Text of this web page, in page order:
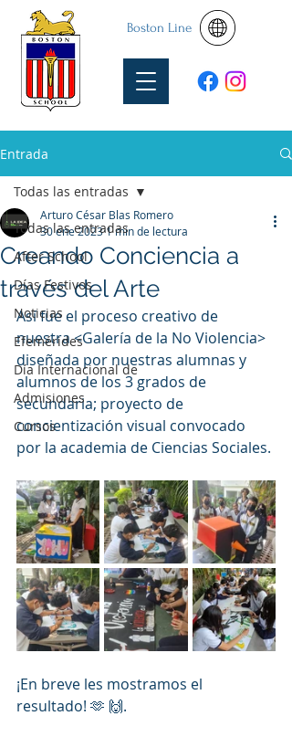
Boston Line
Entrada
Todas las entradas
After School
Días Festivos
Noticias
Efemérides
Día Internacional de
Admisiones
Cursos
Todas las entradas
Creando Conciencia a
través del Arte
Arturo César Blas Romero
30 ene 2023 1 min de lectura
Así fue el proceso creativo de
nuestra <Galería de la No Violencia>
diseñada por nuestras alumnas y
alumnos de los 3 grados de
secundaria; proyecto de
concientización visual convocado
por la academia de Ciencias Sociales.
¡En breve les mostramos el
resultado! 🫶 🙌.